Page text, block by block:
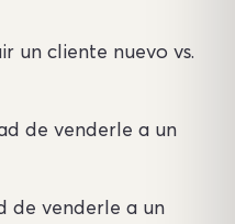
un cliente nuevo vs.
de venderle a un
de venderle a un